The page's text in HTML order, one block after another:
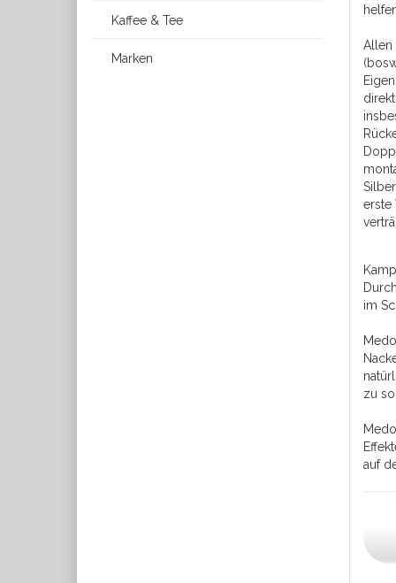
Kaffee & Tee
Marken
Allen
erste
im
zu
auf